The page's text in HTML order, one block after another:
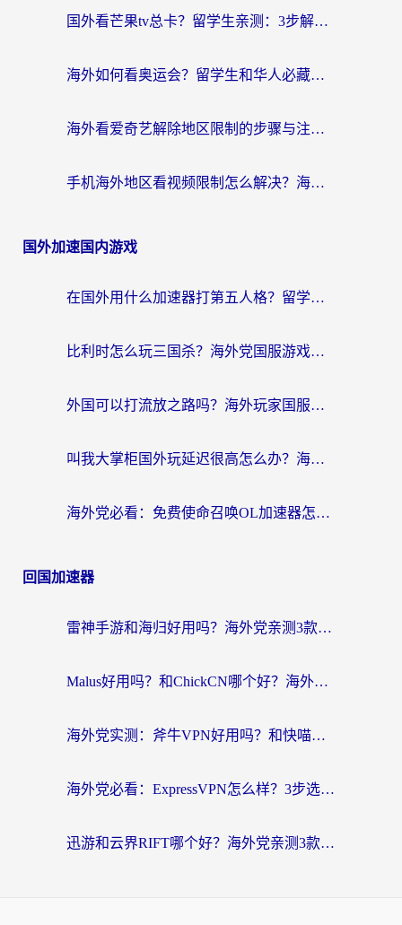
国外看芒果tv总卡？留学生亲测：3步解决地域限制+流畅追剧攻略
海外如何看奥运会？留学生和华人必藏的体育赛事观看终极指南
海外看爱奇艺解除地区限制的步骤与注意事项详解：留学生必看的无卡顿追剧指南
手机海外地区看视频限制怎么解决？海外党追剧看片的实用指南
国外加速国内游戏
在国外用什么加速器打第五人格？留学生亲测：这6个功能才是关键！
比利时怎么玩三国杀？海外党国服游戏加速器终极指南（附问道CODOL优化方案）
外国可以打流放之路吗？海外玩家国服游戏畅玩终极指南（附实测推荐）
叫我大掌柜国外玩延迟很高怎么办？海外党亲测的国服游戏加速全攻略
海外党必看：免费使命召唤OL加速器怎么选？3个国服游戏加速痛点一次性解决
回国加速器
雷神手游和海归好用吗？海外党亲测3款热门回国加速器+番茄加速器深度体验
Malus好用吗？和ChickCN哪个好？海外党亲测：选对回国加速器，追剧游戏不卡顿
海外党实测：斧牛VPN好用吗？和快喵VPN对比哪个回国效果更好？附3款热门加速器深度分析
海外党必看：ExpressVPN怎么样？3步选对回国加速器，无缝刷国内剧玩手游
迅游和云界RIFT哪个好？海外党亲测3款回国加速器，教你无缝刷国内剧玩游戏